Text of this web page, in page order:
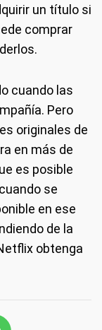
un título si
comprar
cuando las
Pero
originales de
en más de
es posible
se
en ese
de la
obtenga